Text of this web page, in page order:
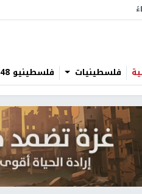
فلسطينيات فلسطينيو 48